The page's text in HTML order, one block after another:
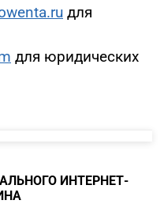
для
для юридических
ИНТЕРНЕТ-